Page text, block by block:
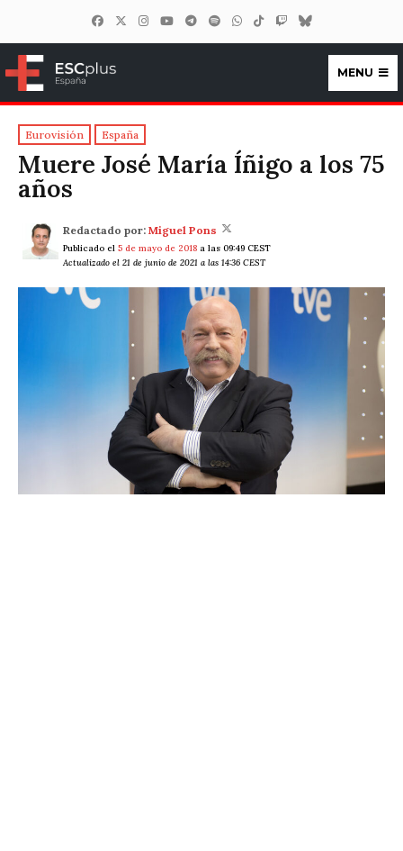
ESCplus España
MENU
Eurovisión España
Muere José María Íñigo a los 75
años
Redactado por: Miguel Pons
Publicado el 5 de mayo de 2018 a las 09:49 CEST
Actualizado el 21 de junio de 2021 a las 14:36 CEST